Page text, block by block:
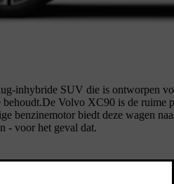
inhybride SUV die is ontworpen
De Volvo XC90 is de ruime
benzinemotor biedt deze wagen
- voor het geval dat.